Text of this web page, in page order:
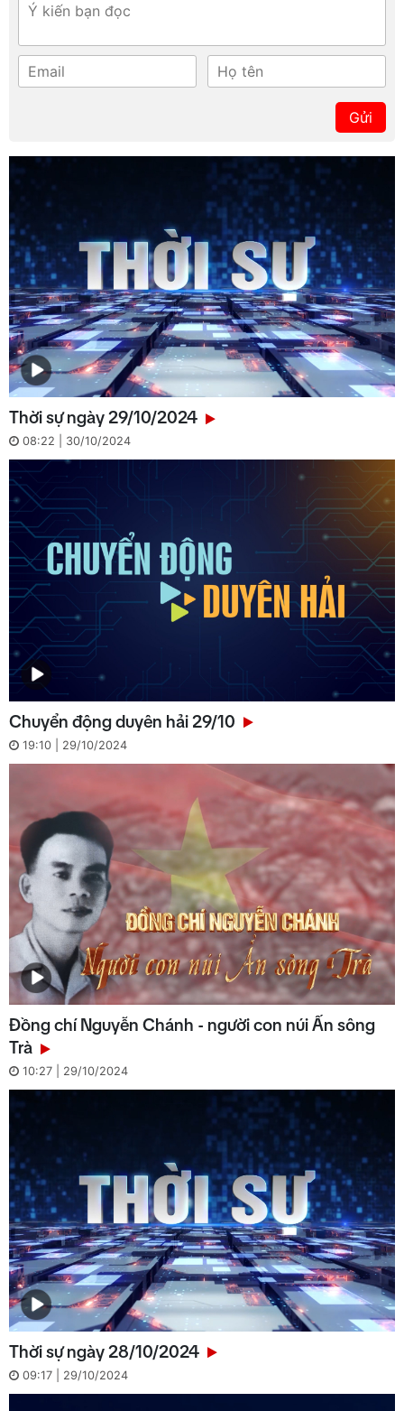
Gửi
Thời sự ngày 29/10/2024
08:22 | 30/10/2024
Chuyển động duyên hải 29/10
19:10 | 29/10/2024
Đồng chí Nguyễn Chánh - người con núi Ấn sông
Trà
10:27 | 29/10/2024
Thời sự ngày 28/10/2024
09:17 | 29/10/2024